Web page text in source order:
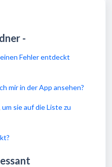
-
Fehler entdeckt
mir in der App ansehen?
sie auf die Liste zu